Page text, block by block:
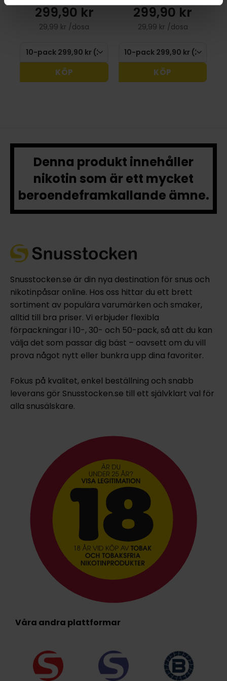
299,90 kr
29,99 kr /dosa
KÖP
299,90 kr
29,99 kr /dosa
KÖP
Denna produkt innehåller
nikotin som är ett mycket
beroendeframkallande ämne.
Snusstocken.se är din nya destination för snus och
nikotinpåsar online. Hos oss hittar du ett brett
sortiment av populära varumärken och smaker,
alltid till bra priser. Vi erbjuder flexibla
förpackningar i 10-, 30- och 50-pack, så att du kan
välja det som passar dig bäst – oavsett om du vill
prova något nytt eller bunkra upp dina favoriter.
Fokus på kvalitet, enkel beställning och snabb
leverans gör Snusstocken.se till ett självklart val för
alla snusälskare.
Våra andra plattformar